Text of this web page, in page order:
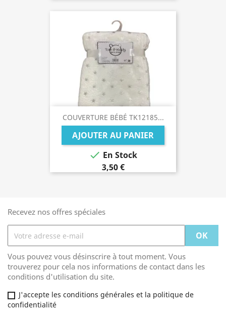
COUVERTURE BÉBÉ TK12185...
AJOUTER AU PANIER
 En Stock
3,50 €
Recevez nos offres spéciales
Vous pouvez vous désinscrire à tout moment. Vous
trouverez pour cela nos informations de contact dans les
conditions d'utilisation du site.
J'accepte les conditions générales et la politique de
confidentialité